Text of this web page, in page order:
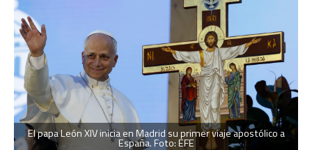
El papa León XIV inicia en Madrid su primer viaje apostólico a
España. Foto: EFE